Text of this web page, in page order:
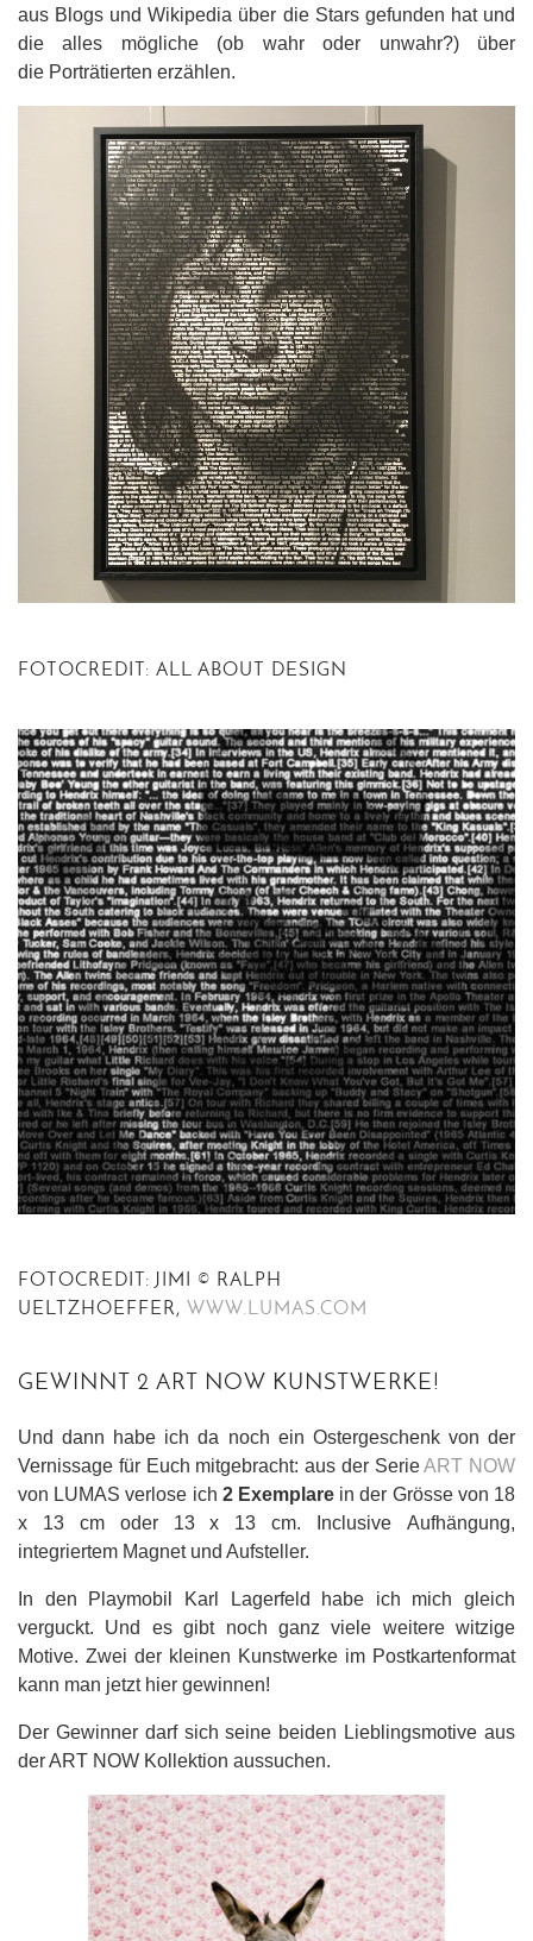
aus Blogs und Wikipedia über die Stars gefunden hat und
die alles mögliche (ob wahr oder unwahr?) über
die Porträtierten erzählen.
FOTOCREDIT: ALL ABOUT DESIGN
FOTOCREDIT: JIMI © RALPH
UELTZHOEFFER, WWW.LUMAS.COM
GEWINNT 2 ART NOW KUNSTWERKE!
Und dann habe ich da noch ein Ostergeschenk von der
Vernissage für Euch mitgebracht: aus der SerieART NOW
von LUMAS verlose ich 2 Exemplare in der Grösse von 18
x 13 cm oder 13 x 13 cm. Inclusive Aufhängung,
integriertem Magnet und Aufsteller.
In den Playmobil Karl Lagerfeld habe ich mich gleich
verguckt. Und es gibt noch ganz viele weitere witzige
Motive. Zwei der kleinen Kunstwerke im Postkartenformat
kann man jetzt hier gewinnen!
Der Gewinner darf sich seine beiden Lieblingsmotive aus
der ART NOW Kollektion aussuchen.